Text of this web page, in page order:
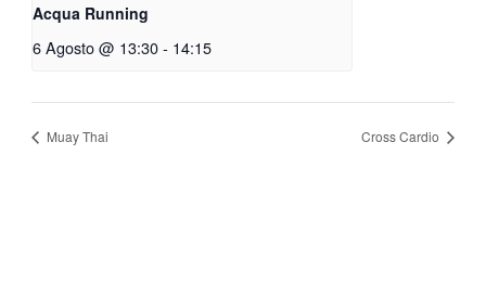
Acqua Running
6 Agosto @ 13:30 - 14:15
Muay Thai Cross Cardio